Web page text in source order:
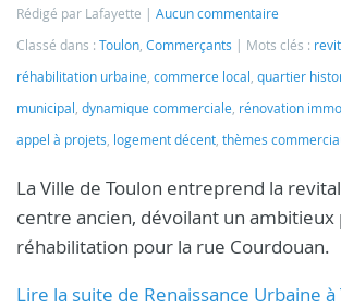
Rédigé par Lafayette
Aucun commentaire
Classé dans : Toulon, Commerçants Mots clés :
réhabilitation urbaine, commerce local , quartier
municipal , dynamique commerciale, rénovation
appel à projets, logement décent, thèmes
La Ville de Toulon entreprend la
centre ancien, dévoilant un ambitieux
réhabilitation pour la rue Courdouan.
Lire la suite de Renaissance Urbaine à